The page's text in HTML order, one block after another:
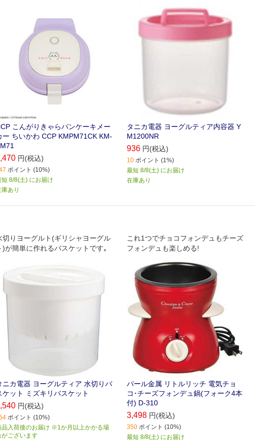
こんがりきゃらパンケーキメー
ー ちいかわ CCP KMPM71CK KM-
円(税込)
ポイント (10%)
短 8/8(土) にお届け
庫あり
タニカ電器 ヨーグルティア内容器 Y
M1200NR
936 円(税込)
10 ポイント (1%)
最短 8/8(土) にお届け
在庫あり
切りヨーグルト(ギリシャヨーグル
)が簡単に作れるバスケットです｡
ニカ電器 ヨーグルティア 水切りバ
ケット ミズキリバスケット
円(税込)
ポイント (10%)
品入荷後のお届け ※1か月以上かかる場
がございます
これ1つでチョコフォンデュもチーズ
フォンデュも楽しめる!
パール金属 リトルリッチ 電気チョ
コ･チーズフォンデュ鍋(フォーク4本
付) D-310
3,498 円(税込)
350 ポイント (10%)
最短 8/8(土) にお届け